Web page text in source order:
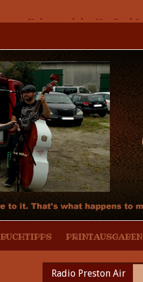
BUCHTIPPS PRINTAUSGABEN
Radio Preston Air